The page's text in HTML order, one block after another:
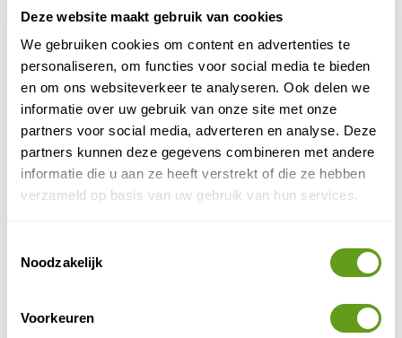
Deze website maakt gebruik van cookies
We gebruiken cookies om content en advertenties te
personaliseren, om functies voor social media te bieden
en om ons websiteverkeer te analyseren. Ook delen we
informatie over uw gebruik van onze site met onze
partners voor social media, adverteren en analyse. Deze
partners kunnen deze gegevens combineren met andere
informatie die u aan ze heeft verstrekt of die ze hebben
verzameld op basis van uw gebruik van hun services.
Noodzakelijk
Voorkeuren
Met uitgebreid ontbijtbuffet.
BEKIJK
6. Hochsauerland-Höhenstraße
Circa 100 km lang door het Sauerland
Start in de bekende plaats Winterberg voor een
'land van duizend heuvels' van achter het autoraam en
Deze route is ook zeer geliefd bij motorrijders en